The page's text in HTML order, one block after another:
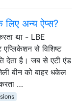
अन्य ऐप्स?
था - LBE
एप्लिकेशन से विशिष्ट
देता है। जब से एटी एंड
बीन को बाहर धकेल
…